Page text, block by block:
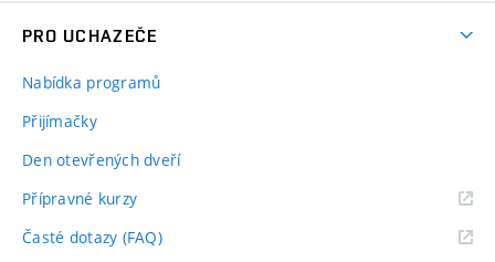
PRO UCHAZEČE
Nabídka programů
Přijímačky
Den otevřených dveří
Přípravné kurzy
Časté dotazy (FAQ)